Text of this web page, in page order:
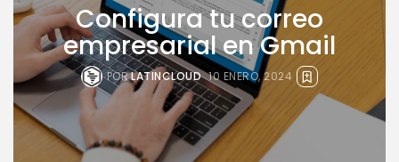
BUSCAR
PUBLICACIONES RECIENTES
Novedades
¿Deberías crear el sitio web de...
Configura tu correo
empresarial en Gmail
PORLATINCLOUD 10 ENERO, 2024